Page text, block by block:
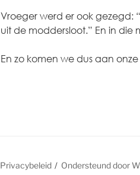
Vroeger werd er ook gezegd:
uit de moddersloot.” En in die
En zo komen we dus aan
Privacybeleid Ondersteund door